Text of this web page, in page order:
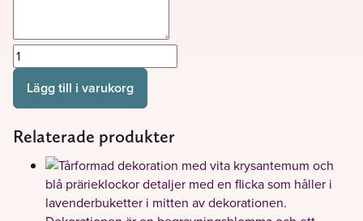
August
mängd
Lägg till i varukorg
Relaterade produkter